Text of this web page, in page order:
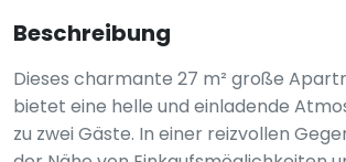
Beschreibung
Dieses charmante 27 m² große
bietet eine helle und einladende
zu zwei Gäste. In einer reizvollen